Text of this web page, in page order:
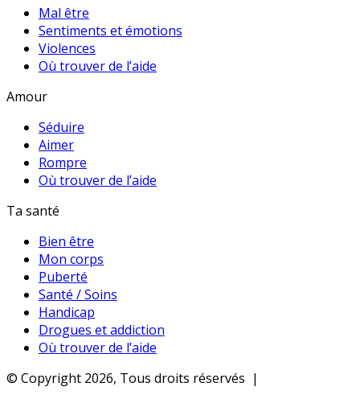
Mal être
Sentiments et émotions
Violences
Où trouver de l’aide
Amour
Séduire
Aimer
Rompre
Où trouver de l’aide
Ta santé
Bien être
Mon corps
Puberté
Santé / Soins
Handicap
Drogues et addiction
Où trouver de l’aide
© Copyright 2026, Tous droits réservés |